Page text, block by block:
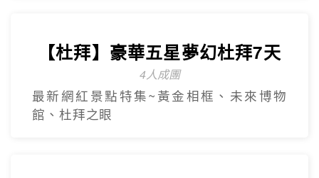
【台灣虎航】暢遊濟州5日
只進彩妝一站
彩虹海岸道路紅白馬燈塔.泰迪熊野生動物
王國.城山日出峰.東門夜市.蓮洞購物街.